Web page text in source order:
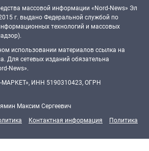
массовой информации «Nord-News» Эл
г. выдано Федеральной службой по
технологий и массовых
использовании материалов ссылка на
Для сетевых изданий обязательна
News».
ИНН 5190310423, ОГРН
Максим Сергеевич
Контактная информация
Политика